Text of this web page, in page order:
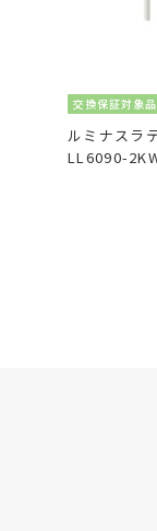
交換保証対象品
ルミナスラ
LL6090-